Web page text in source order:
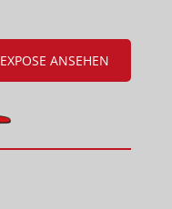
EXPOSE ANSEHEN